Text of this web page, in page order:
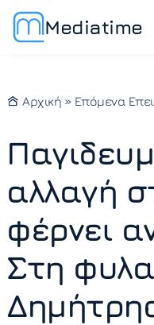
Mediatime
Αρχική » Επόμενα
αλλαγή
φέρνει
Στη